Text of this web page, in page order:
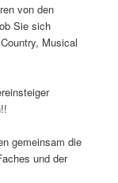
von den
Sie sich
Musical
gemeinsam die
und der